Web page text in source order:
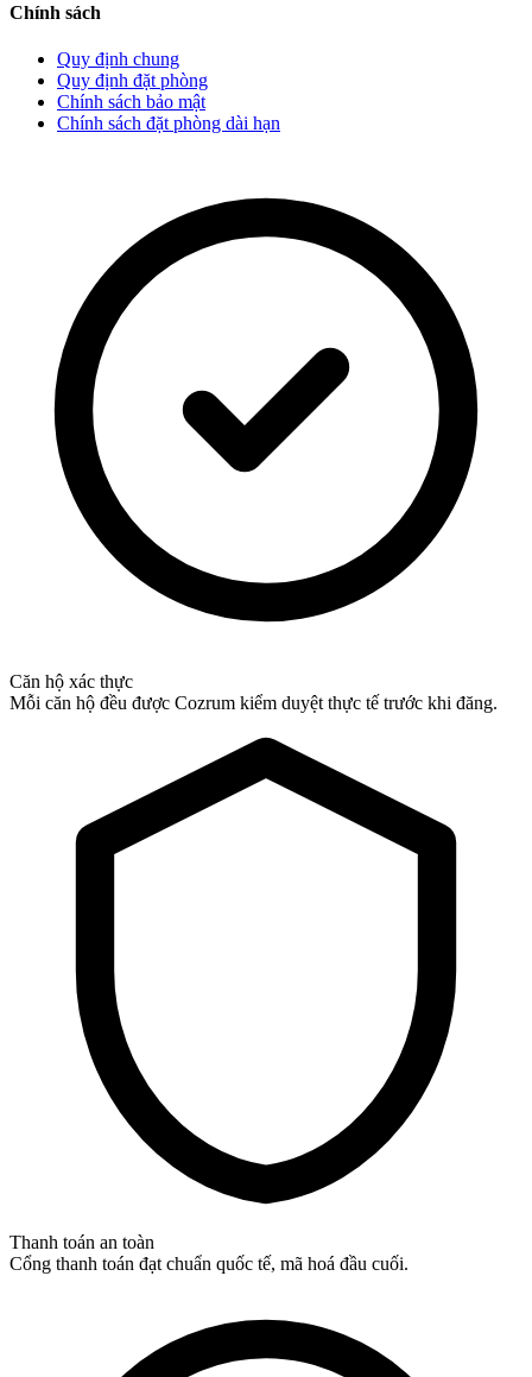
Chính sách
Quy định chung
Quy định đặt phòng
Chính sách bảo mật
Chính sách đặt phòng dài hạn
Căn hộ xác thực
Mỗi căn hộ đều được Cozrum kiểm duyệt thực tế trước khi đăng.
Thanh toán an toàn
Cổng thanh toán đạt chuẩn quốc tế, mã hoá đầu cuối.